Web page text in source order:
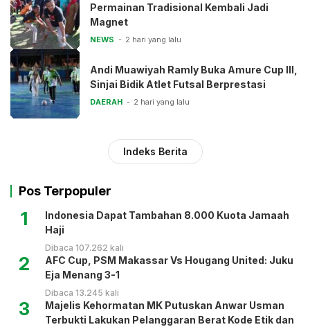
Permainan Tradisional Kembali Jadi
Magnet
NEWS 2 hari yang lalu
Andi Muawiyah Ramly Buka Amure Cup III,
Sinjai Bidik Atlet Futsal Berprestasi
DAERAH 2 hari yang lalu
Indeks Berita
Pos Terpopuler
1
Indonesia Dapat Tambahan 8.000 Kuota Jamaah
Haji
Dibaca 107.262 kali
2
AFC Cup, PSM Makassar Vs Hougang United: Juku
Eja Menang 3-1
Dibaca 13.245 kali
3
Majelis Kehormatan MK Putuskan Anwar Usman
Terbukti Lakukan Pelanggaran Berat Kode Etik dan